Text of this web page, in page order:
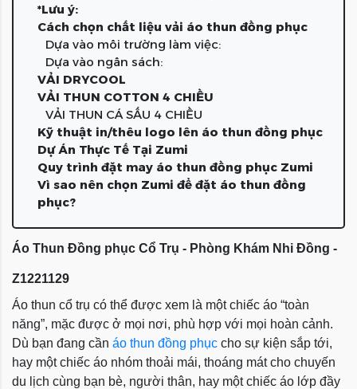
*Lưu ý:
Cách chọn chất liệu vải áo thun đồng phục
Dựa vào môi trường làm việc:
Dựa vào ngân sách:
VẢI DRYCOOL
VẢI THUN COTTON 4 CHIỀU
VẢI THUN CÁ SẤU 4 CHIỀU
Kỹ thuật in/thêu logo lên áo thun đồng phục
Dự Án Thực Tế Tại Zumi
Quy trình đặt may áo thun đồng phục Zumi
Vì sao nên chọn Zumi để đặt áo thun đồng
phục?
Áo Thun Đồng phục Cổ Trụ - Phòng Khám Nhi Đồng -
Z1221129
Áo thun cổ trụ có thể được xem là một chiếc áo “toàn
năng”, mặc được ở mọi nơi, phù hợp với mọi hoàn cảnh.
Dù bạn đang cần áo thun đồng phục cho sự kiện sắp tới,
hay một chiếc áo nhóm thoải mái, thoáng mát cho chuyến
du lịch cùng bạn bè, người thân, hay một chiếc áo lớp đầy